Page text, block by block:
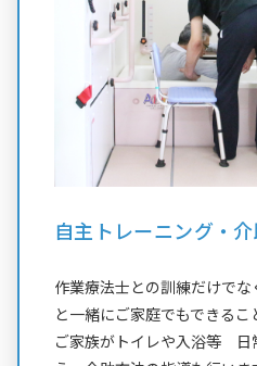
自主トレーニング・
作業療法士との訓練だけで
と一緒にご家庭でもできるこ
ご家族がトイレや入浴等 日